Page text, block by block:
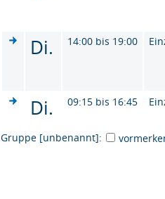
Di. 14:00 bis 19:00
Di. 09:15 bis 16:45
Gruppe [unbenannt]: